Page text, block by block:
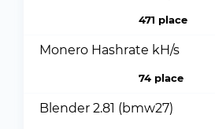
471 place
Monero Hashrate kH/s
74 place
Blender 2.81 (bmw27)